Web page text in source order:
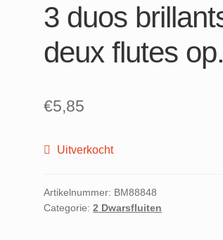
3 duos
deux flutes
€5,85
Uitverkocht
Artikelnummer: BM88848
Categorie:2 Dwarsfluiten